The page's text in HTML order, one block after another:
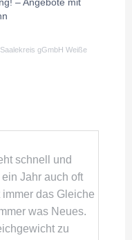
– Angebote mit
gGmbH Weiße
schnell und
Jahr auch oft
immer das Gleiche
was Neues.
zu